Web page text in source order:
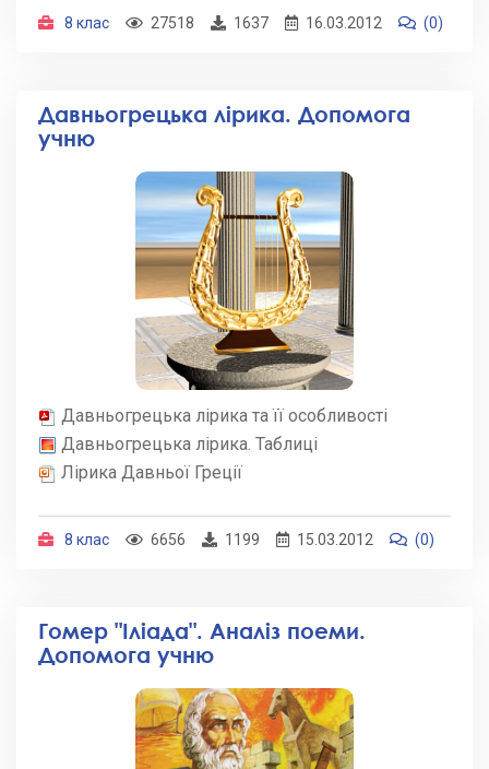
8 клас 27518 1637 16.03.2012 (0)
Давньогрецька лірика. Допомога
учню
Давньогрецька лірика та її особливості
Давньогрецька лірика. Таблиці
Лірика Давньої Греції
8 клас 6656 1199 15.03.2012 (0)
Гомер "Іліада". Аналіз поеми.
Допомога учню